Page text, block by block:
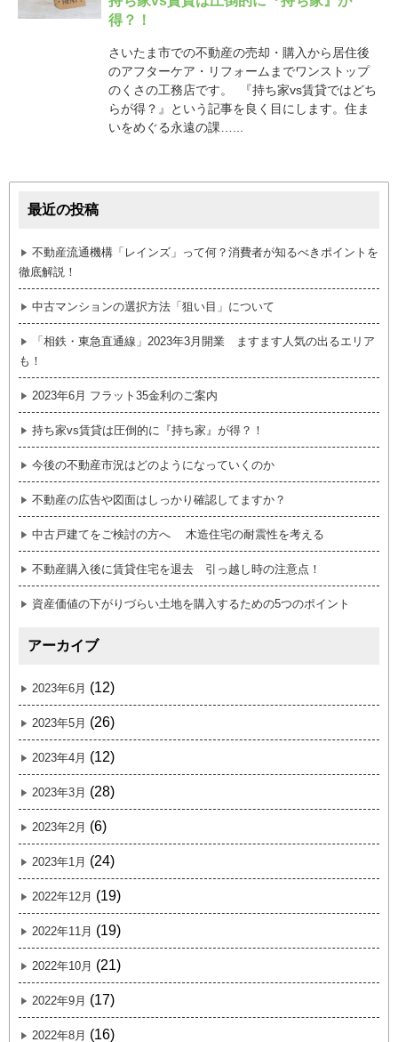
得？！
さいたま市での不動産の売却・購入から居住後
のアフターケア・リフォームまでワンストップ
のくさの工務店です。 『持ち家vs賃貸ではどち
らが得？』という記事を良く目にします。住ま
いをめぐる永遠の課…...
最近の投稿
不動産流通機構「レインズ」って何？消費者が知るべきポイントを
徹底解説！
中古マンションの選択方法「狙い目」について
「相鉄・東急直通線」2023年3月開業 ますます人気の出るエリア
も！
2023年6月 フラット35金利のご案内
持ち家vs賃貸は圧倒的に『持ち家』が得？！
今後の不動産市況はどのようになっていくのか
不動産の広告や図面はしっかり確認してますか？
中古戸建てをご検討の方へ 木造住宅の耐震性を考える
不動産購入後に賃貸住宅を退去 引っ越し時の注意点！
資産価値の下がりづらい土地を購入するための5つのポイント
アーカイブ
2023年6月 (12)
2023年5月 (26)
2023年4月 (12)
2023年3月 (28)
2023年2月 (6)
2023年1月 (24)
2022年12月 (19)
2022年11月 (19)
2022年10月 (21)
2022年9月 (17)
2022年8月 (16)